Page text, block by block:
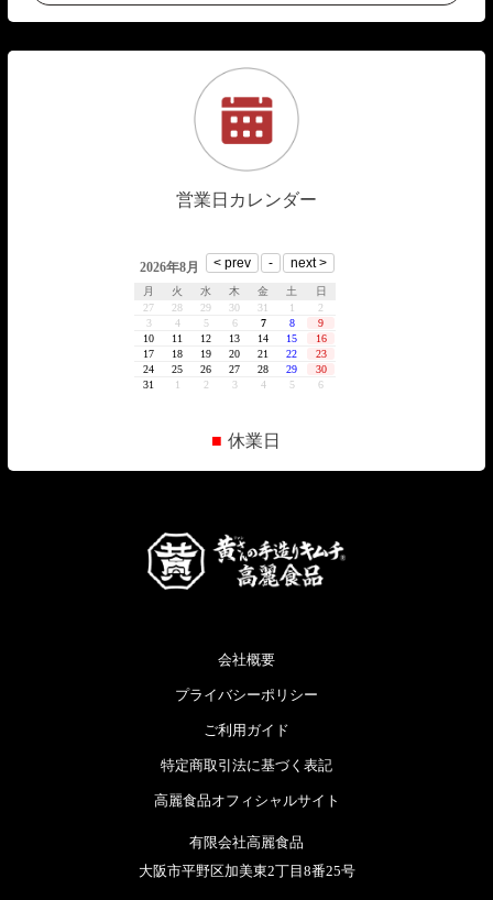
営業日カレンダー
■ 休業日
会社概要
プライバシーポリシー
ご利用ガイド
特定商取引法に基づく表記
高麗食品オフィシャルサイト
有限会社高麗食品
大阪市平野区加美東2丁目8番25号